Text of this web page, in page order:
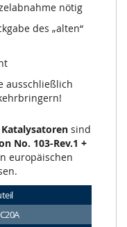
nötig
des „alten“
ausschließlich
sind
No. 103-Rev.1 +
europäischen